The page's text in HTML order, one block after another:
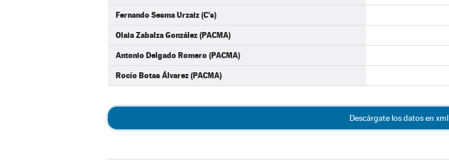
Fernando Sesma Urzaiz (C's)
Olaia Zabalza González (PACMA)
Antonio Delgado Romero (PACMA)
Rocío Botas Álvarez (PACMA)
Descárgate los datos en xml